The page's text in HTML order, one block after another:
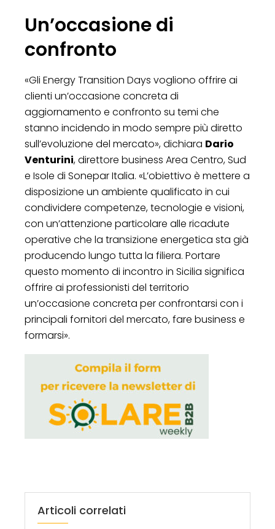
Un’occasione di
confronto
«Gli Energy Transition Days vogliono offrire ai
clienti un’occasione concreta di
aggiornamento e confronto su temi che
stanno incidendo in modo sempre più diretto
sull’evoluzione del mercato», dichiara Dario
Venturini, direttore business Area Centro, Sud
e Isole di Sonepar Italia. «L’obiettivo è mettere a
disposizione un ambiente qualificato in cui
condividere competenze, tecnologie e visioni,
con un’attenzione particolare alle ricadute
operative che la transizione energetica sta già
producendo lungo tutta la filiera. Portare
questo momento di incontro in Sicilia significa
offrire ai professionisti del territorio
un’occasione concreta per confrontarsi con i
principali fornitori del mercato, fare business e
formarsi».
Articoli correlati